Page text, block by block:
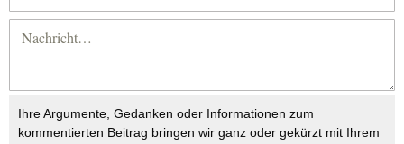
Ihre Argumente, Gedanken oder Informationen zum
kommentierten Beitrag bringen wir ganz oder gekürzt mit Ihrem